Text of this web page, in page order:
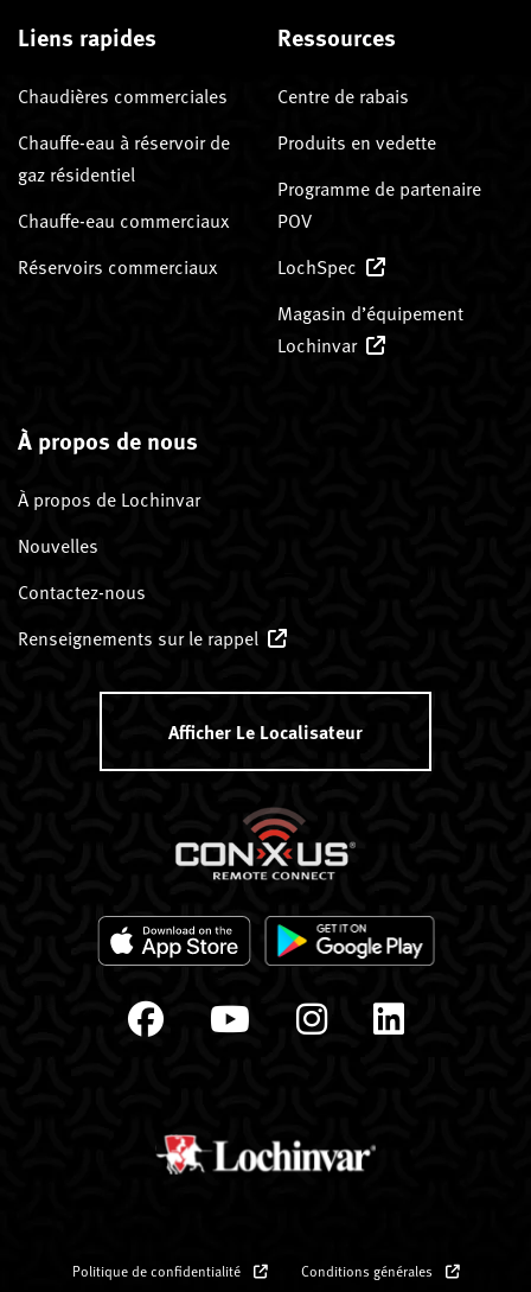
Liens rapides
Chaudières commerciales
Chauffe-eau à réservoir de
gaz résidentiel
Chauffe-eau commerciaux
Réservoirs commerciaux
Ressources
Centre de rabais
Produits en vedette
Programme de partenaire
POV
LochSpec
Magasin d’équipement
Lochinvar
À propos de nous
À propos de Lochinvar
Nouvelles
Contactez-nous
Renseignements sur le rappel
Afficher Le Localisateur
Politique de confidentialité Conditions générales